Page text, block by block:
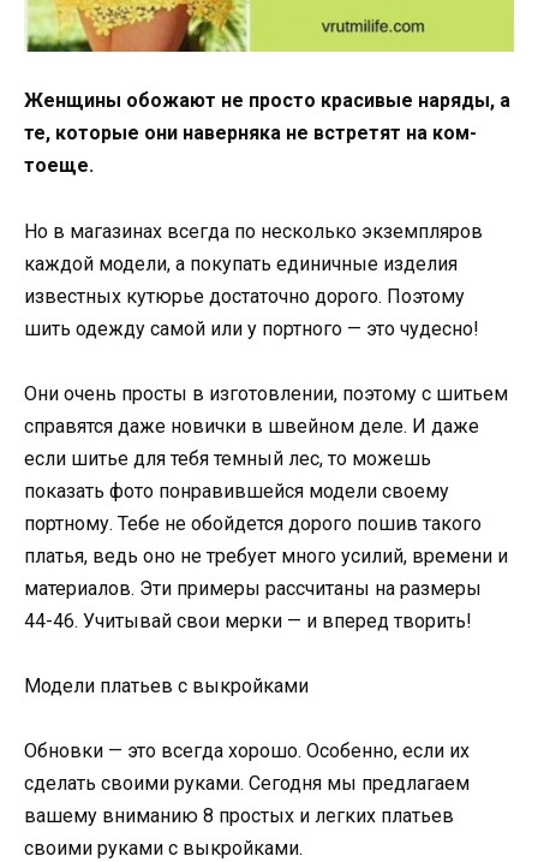
Женщины обожают не просто красивые наряды, а
те, которые они наверняка не встретят на ком-
тоеще.
Но в магазинах всегда по несколько экземпляров
каждой модели, а покупать единичные изделия
известных кутюрье достаточно дорого. Поэтому
шить одежду самой или у портного — это чудесно!
Они очень просты в изготовлении, поэтому с шитьем
справятся даже новички в швейном деле. И даже
если шитье для тебя темный лес, то можешь
показать фото понравившейся модели своему
портному. Тебе не обойдется дорого пошив такого
платья, ведь оно не требует много усилий, времени и
материалов. Эти примеры рассчитаны на размеры
44-46. Учитывай свои мерки — и вперед творить!
Модели платьев с выкройками
Обновки — это всегда хорошо. Особенно, если их
сделать своими руками. Сегодня мы предлагаем
вашему вниманию 8 простых и легких платьев
своими руками с выкройками.